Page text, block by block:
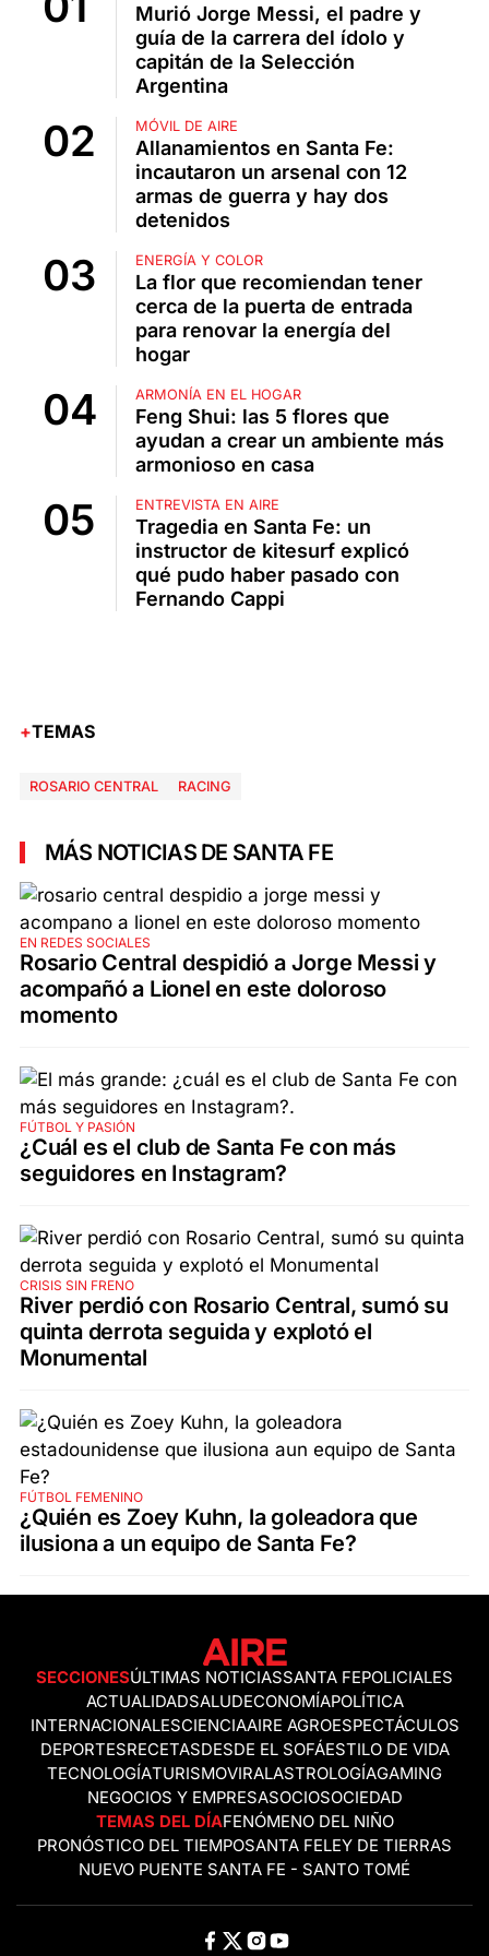
Murió Jorge Messi, el padre y
guía de la carrera del ídolo y
capitán de la Selección
Argentina
MÓVIL DE AIRE
Allanamientos en Santa Fe:
incautaron un arsenal con 12
armas de guerra y hay dos
detenidos
ENERGÍA Y COLOR
La flor que recomiendan tener
cerca de la puerta de entrada
para renovar la energía del
hogar
ARMONÍA EN EL HOGAR
Feng Shui: las 5 flores que
ayudan a crear un ambiente más
armonioso en casa
ENTREVISTA EN AIRE
Tragedia en Santa Fe: un
instructor de kitesurf explicó
qué pudo haber pasado con
Fernando Cappi
TEMAS
ROSARIO CENTRAL RACING
MÁS NOTICIAS DE SANTA FE
EN REDES SOCIALES
Rosario Central despidió a Jorge Messi y
acompañó a Lionel en este doloroso
momento
FÚTBOL Y PASIÓN
¿Cuál es el club de Santa Fe con más
seguidores en Instagram?
CRISIS SIN FRENO
River perdió con Rosario Central, sumó su
quinta derrota seguida y explotó el
Monumental
FÚTBOL FEMENINO
¿Quién es Zoey Kuhn, la goleadora que
ilusiona a un equipo de Santa Fe?
SECCIONESÚLTIMAS NOTICIASSANTA FEPOLICIALES
ACTUALIDADSALUDECONOMÍAPOLÍTICA
INTERNACIONALESCIENCIAAIRE AGROESPECTÁCULOS
DEPORTESRECETASDESDE EL SOFÁESTILO DE VIDA
TECNOLOGÍATURISMOVIRALASTROLOGÍAGAMING
NEGOCIOS Y EMPRESASOCIOSOCIEDAD
TEMAS DEL DÍAFENÓMENO DEL NIÑO
PRONÓSTICO DEL TIEMPOSANTA FELEY DE TIERRAS
NUEVO PUENTE SANTA FE - SANTO TOMÉ